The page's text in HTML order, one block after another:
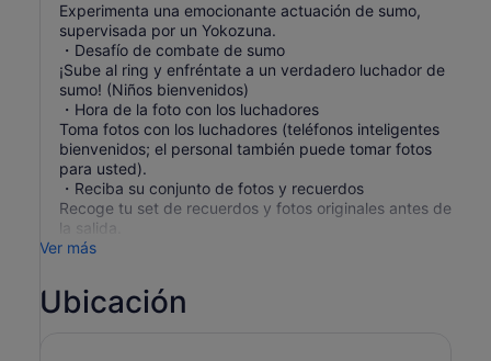
Experimenta una emocionante actuación de sumo,
supervisada por un Yokozuna.
・Desafío de combate de sumo
¡Sube al ring y enfréntate a un verdadero luchador de
sumo! (Niños bienvenidos)
・Hora de la foto con los luchadores
Toma fotos con los luchadores (teléfonos inteligentes
bienvenidos; el personal también puede tomar fotos
para usted).
・Reciba su conjunto de fotos y recuerdos
Recoge tu set de recuerdos y fotos originales antes de
la salida.
Ver más
Ubicación